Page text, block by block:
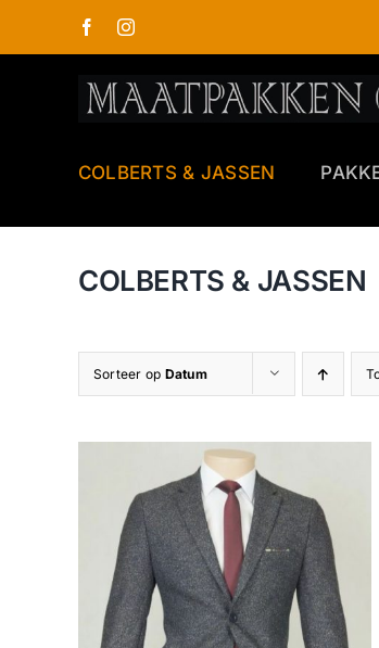
COLBERTS & JASSEN
COLBERTS & JASSEN
Sorteer op Datum